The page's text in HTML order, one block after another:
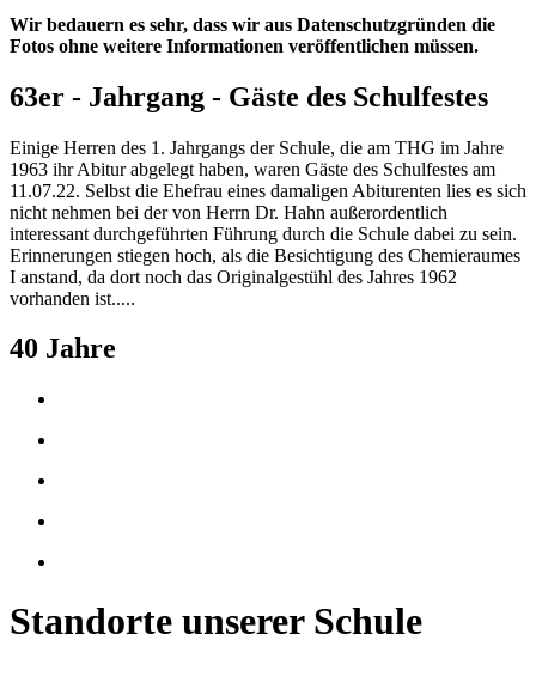
Wir bedauern es sehr, dass wir aus Datenschutzgründen die
Fotos ohne weitere Informationen veröffentlichen müssen.
63er - Jahrgang - Gäste des Schulfestes
Einige Herren des 1. Jahrgangs der Schule, die am THG im Jahre
1963 ihr Abitur abgelegt haben, waren Gäste des Schulfestes am
11.07.22. Selbst die Ehefrau eines damaligen Abiturenten lies es sich
nicht nehmen bei der von Herrn Dr. Hahn außerordentlich
interessant durchgeführten Führung durch die Schule dabei zu sein.
Erinnerungen stiegen hoch, als die Besichtigung des Chemieraumes
I anstand, da dort noch das Originalgestühl des Jahres 1962
vorhanden ist.....
40 Jahre
Standorte unserer Schule